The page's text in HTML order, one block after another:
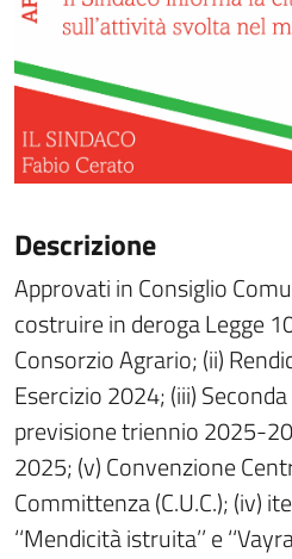
Descrizione
Approvati in Consiglio
costruire in deroga Legge
Consorzio Agrario; (ii)
Esercizio 2024; (iii)
previsione triennio 2025-
2025; (v) Convenzione
Committenza (C.U.C.); (iv)
‘‘Mendicità istruita’’ e